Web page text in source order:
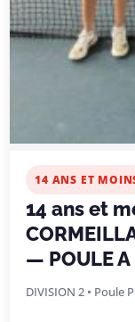
14 ANS ET
14 ans et
— POULE A
DIVISION 2 • Poule